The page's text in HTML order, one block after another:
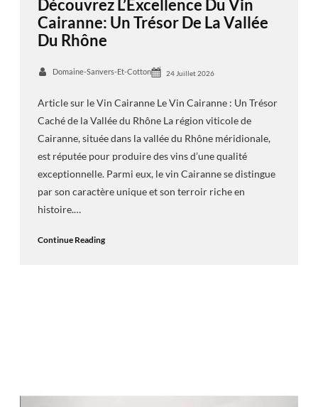
Découvrez L’Excellence Du Vin
Cairanne: Un Trésor De La Vallée
Du Rhône
Domaine-Sanvers-Et-Cotton 24 Juillet 2026
Article sur le Vin Cairanne Le Vin Cairanne : Un Trésor
Caché de la Vallée du Rhône La région viticole de
Cairanne, située dans la vallée du Rhône méridionale,
est réputée pour produire des vins d’une qualité
exceptionnelle. Parmi eux, le vin Cairanne se distingue
par son caractère unique et son terroir riche en
histoire.…
Continue Reading